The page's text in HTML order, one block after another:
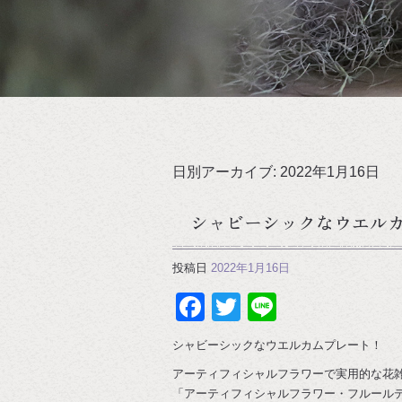
日別アーカイブ: 2022年1月16日
シャビーシックなウエル
投稿日 2022年1月16日
Facebook
Twitter
シャビーシックなウエルカムプレート！
アーティフィシャルフラワーで実用的な花
「アーティフィシャルフラワー・フルー